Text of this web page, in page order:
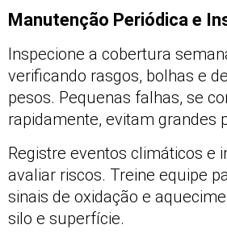
Manutenção Periódica e
Inspecione a cobertura
verificando rasgos, bolhas e
pesos. Pequenas falhas, se
rapidamente, evitam grandes
Registre eventos climáticos e
avaliar riscos. Treine equipe
sinais de oxidação e
silo e superfície.